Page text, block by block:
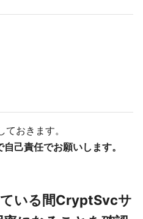
おきます。
己責任でお願いします。
いる間CryptSvcサ